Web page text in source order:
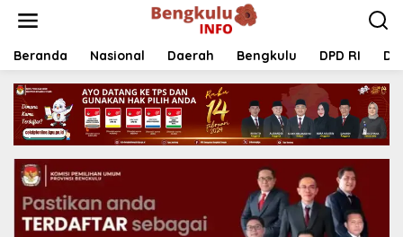
Beranda Nasional Daerah Bengkulu DPD RI